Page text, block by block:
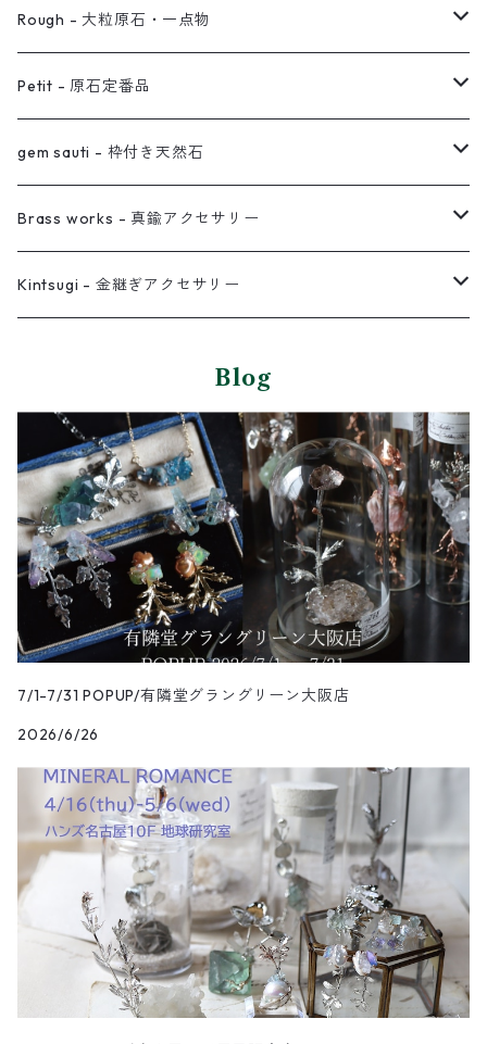
ノンホールピアス
オーダー用ページ
真鍮イヤーカフ
ヘアアクセサリー
リング
ネックレス
ピアス
イヤーカフ
バングル
Rough - 大粒原石・一点物
ピアス
リング
ネックレス
イヤーカフ
Petit - 原石定番品
ピアス
リング
ネックレス
gem sauti - 枠付き天然石
ピアス
ネックレス
イヤーカフ
Brass works - 真鍮アクセサリー
リング
ネックレス
イヤーカフ
バングル
ブレスレット
Kintsugi - 金継ぎアクセサリー
ネックレス
Blog
7/1-7/31 POPUP/有隣堂グラングリーン大阪店
2026/6/26